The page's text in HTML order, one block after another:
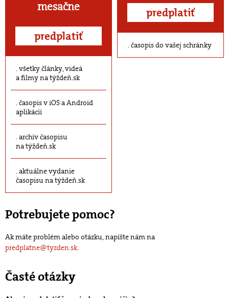
mesačne
predplatiť
všetky články, videá
a filmy na týždeň.sk
časopis v iOS a Android
aplikácii
archív časopisu
na týždeň.sk
aktuálne vydanie
časopisu na týždeň.sk
predplatiť
časopis do vašej schránky
Potrebujete pomoc?
Ak máte problém alebo otázku, napíšte nám na
predplatne@tyzden.sk.
Časté otázky